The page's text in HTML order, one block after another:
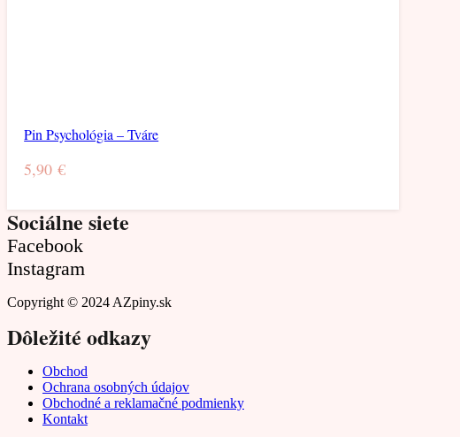
Pin Psychológia – Tváre
5,90€
Sociálne siete
Facebook
Instagram
Copyright © 2024 AZpiny.sk
Dôležité odkazy
Obchod
Ochrana osobných údajov
Obchodné a reklamačné podmienky
Kontakt